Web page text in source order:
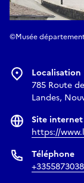
©Musée
Localisation
785 Route
Landes,
Site internet
https://
Téléphone